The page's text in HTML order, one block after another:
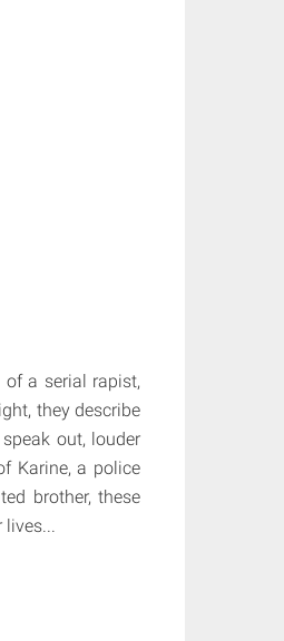
of a serial rapist,
they describe
out, louder
Karine, a police
brother, these
lives...